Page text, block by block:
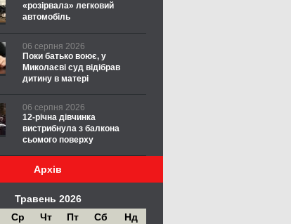
«розірвала» легковий
автомобіль
06 серпня 2026
Поки батько воює, у
Миколаєві суд відібрав
дитину в матері
06 серпня 2026
12-річна дівчинка
вистрибнула з балкона
сьомого поверху
Архів
Травень 2026
Ср Чт Пт Сб
Нд